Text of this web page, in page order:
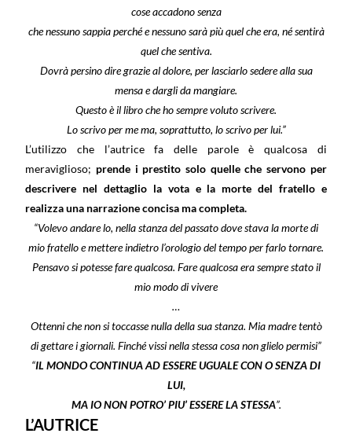
cose accadono senza
che nessuno sappia perché e nessuno sarà più quel che era, né sentirà
quel che sentiva.
Dovrà persino dire grazie al dolore, per lasciarlo sedere alla sua
mensa e dargli da mangiare.
Questo è il libro che ho sempre voluto scrivere.
Lo scrivo per me ma, soprattutto, lo scrivo per lui.”
L’utilizzo che l’autrice fa delle parole è qualcosa di
meraviglioso; prende i prestito solo quelle che servono per
descrivere nel dettaglio la vota e la morte del fratello e
realizza una narrazione concisa ma completa.
“Volevo andare lo, nella stanza del passato dove stava la morte di
mio fratello e mettere indietro l’orologio del tempo per farlo tornare.
Pensavo si potesse fare qualcosa. Fare qualcosa era sempre stato il
mio modo di vivere
…
Ottenni che non si toccasse nulla della sua stanza. Mia madre tentò
di gettare i giornali. Finché vissi nella stessa cosa non glielo permisi”
“IL MONDO CONTINUA AD ESSERE UGUALE CON O SENZA DI
LUI,
MA IO NON POTRO’ PIU’ ESSERE LA STESSA”.
L’AUTRICE